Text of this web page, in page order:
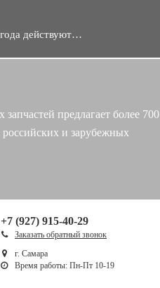
действуют…
предлагает более 700
и зарубежных
+7 (927) 915-40-29
Заказать обратный звонок
г. Самара
Время работы: Пн-Пт 10-19